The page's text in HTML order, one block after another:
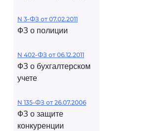
N 3-ФЗ от 07.02.2011
ФЗ о полиции
N 402-ФЗ от 06.12.2011
ФЗ о бухгалтерском
учете
N 135-ФЗ от 26.07.2006
ФЗ о защите
конкуренции